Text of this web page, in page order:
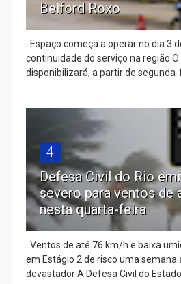
Belford Roxo
Espaço começa a operar no dia 3
continuidade do serviço na região O
disponibilizará, a partir de segunda-
4
Defesa Civil do Rio
severo para ventos de
nesta quarta-feira
Ventos de até 76 km/h e baixa
em Estágio 2 de risco uma semana
devastador A Defesa Civil do